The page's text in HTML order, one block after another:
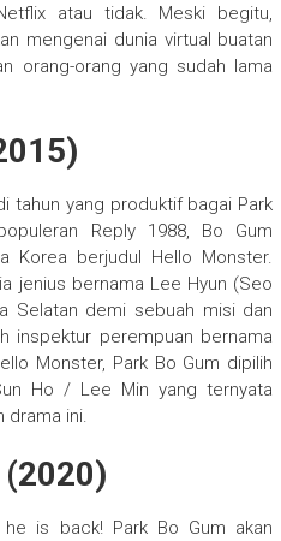
atau tidak. Meski begitu,
mengenai dunia virtual buatan
orang-orang yang sudah lama
tahun yang produktif bagai Park
Reply 1988, Bo Gum
Korea berjudul Hello Monster.
jenius bernama Lee Hyun (Seo
Selatan demi sebuah misi dan
inspektur perempuan bernama
Monster, Park Bo Gum dipilih
Ho / Lee Min yang ternyata
drama ini.
is back! Park Bo Gum akan